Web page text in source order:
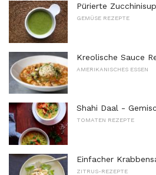
Pürierte
GEMÜSE REZEPTE
Kreolische Sauce
AMERIKANISCHES ESSEN
Shahi Daal -
TOMATEN REZEPTE
Einfacher
ZITRUS-REZEPTE